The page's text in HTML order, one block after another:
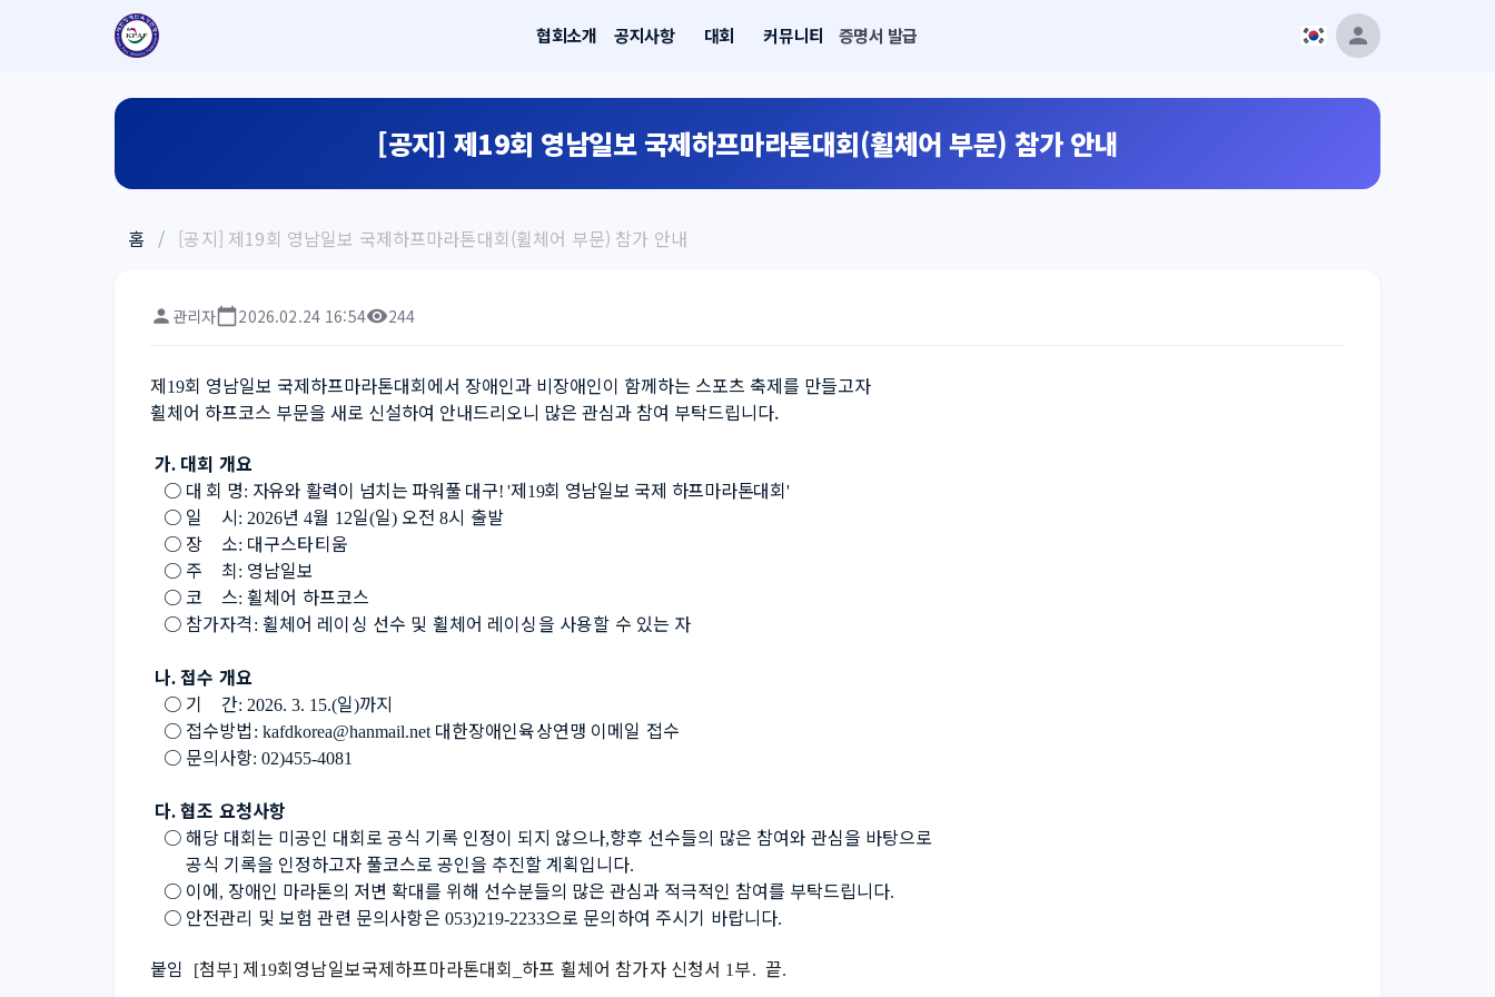
협회소개 공지사항 대회 커뮤니티 증명서 발급
[공지] 제19회 영남일보 국제하프마라톤대회(휠체어 부문) 참가 안내
홈 / [공지] 제19회 영남일보 국제하프마라톤대회(휠체어 부문) 참가 안내
관리자 2026.02.24 16:54 244
제19회 영남일보 국제하프마라톤대회에서 장애인과 비장애인이 함께하는 스포츠 축제를 만들고자
휠체어 하프코스 부문을 새로 신설하여 안내드리오니 많은 관심과 참여 부탁드립니다.
가. 대회 개요
○ 대 회 명: 자유와 활력이 넘치는 파워풀 대구! '제19회 영남일보 국제 하프마라톤대회'
○ 일    시: 2026년 4월 12일(일) 오전 8시 출발
○ 장    소: 대구스타티움
○ 주    최: 영남일보
○ 코    스: 휠체어 하프코스
○ 참가자격 : 휠체어 레이싱 선수 및 휠체어 레이싱을 사용할 수 있는 자
나. 접수 개요
○ 기    간: 2026. 3. 15.(일)까지
○ 접수방법 : kafdkorea@hanmail.net 대한장애인육상연맹 이메일 접수
○ 문의사항: 02)455-4081
다. 협조 요청사항
○ 해당 대회는 미공인 대회로 공식 기록 인정이 되지 않으나,향후 선수들의 많은 참여와 관심을 바탕으로
공식 기록을 인정하고자 풀코스로 공인을 추진할 계획입니다.
○ 이에, 장애인 마라톤의 저변 확대를 위해 선수분들의 많은 관심과 적극적인 참여를 부탁드립니다.
○ 안전관리 및 보험 관련 문의사항은 053)219-2233으로 문의하여 주시기 바랍니다.
붙임 [첨부] 제19회영남일보국제하프마라톤대회 하프 휠체어 참가자 신청서 1 부. 끝.